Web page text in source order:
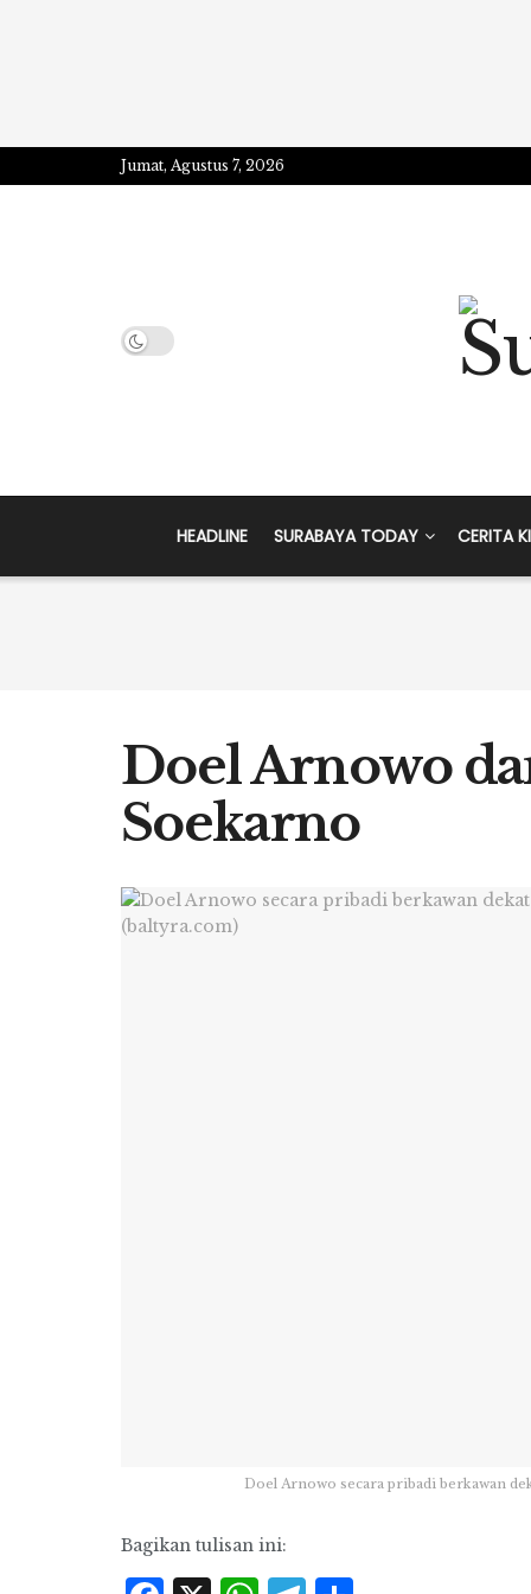
Jumat, Agustus 7, 2026
HEADLINE SURABAYA TODAY CERITA
Doel Arnowo
Soekarno
Doel Arnowo secara pribadi berkawan
Bagikan tulisan ini: